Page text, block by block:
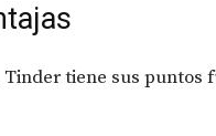
tiene sus puntos